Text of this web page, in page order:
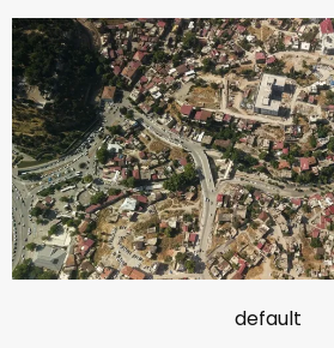
default